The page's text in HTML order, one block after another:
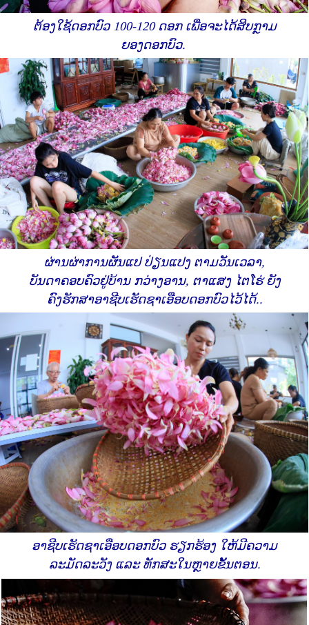
ຕ້ອງໃຊ້ດອກບົວ 100-120 ດອກ ເພື່ອຈະໄດ້ສິບກຼາມ
ຍອງດອກບົວ.
ຜ່ານຜ່າການຜັນແປ ປ່ຽນແປງ ຕາມວັນເວລາ,
ບັນດາຄອບຄົວຢູ່ບ້ານ ກວ່າງອານ, ຕາແສງ ໄຕໂຮ່ ຍັງ
ຄົງຮັກສາອາຊີບເຮັດຊາເອືອບດອກບົວໄວ້ໄດ້..
ອາຊີບເຮັດຊາເອືອບດອກບົວ ຮຽກຮ້ອງ ໃຫ້ມີຄວາມ
ລະມັດລະວັງ ແລະ ທັກສະໃນຫຼາຍຂັ້ນຕອນ.